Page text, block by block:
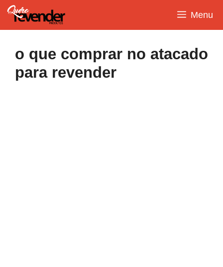
Pular
para
o
Menu
o que comprar no atacado
para revender